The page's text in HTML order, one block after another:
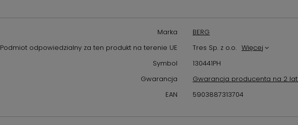
Marka
BERG
Podmiot odpowiedzialny za ten produkt na terenie UE
Tres Sp. z o.o. Więcej
Symbol
130441PH
Gwarancja
Gwarancja producenta na 2
EAN
5903887313704